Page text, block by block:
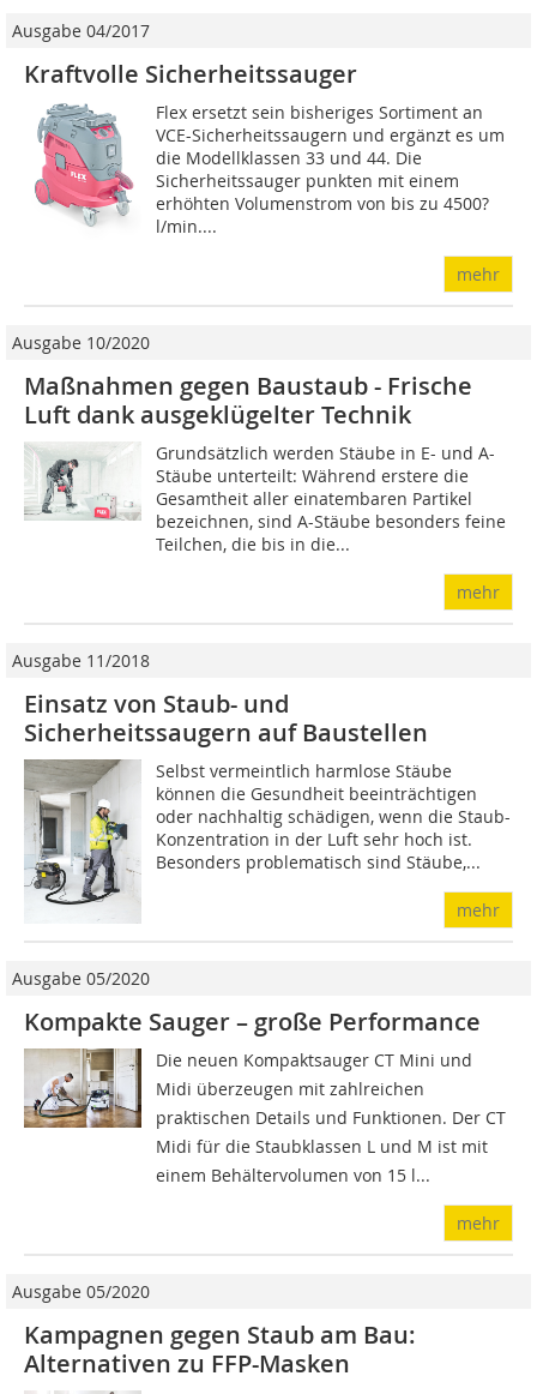
Ausgabe 04/2017
Kraftvolle Sicherheitssauger
Flex ersetzt sein bisheriges Sortiment an
VCE-Sicherheitssaugern und ergänzt es um
die Modellklassen 33 und 44. Die
Sicherheitssauger punkten mit einem
erhöhten Volumenstrom von bis zu 4500?
l/min....
mehr
Ausgabe 10/2020
Maßnahmen gegen Baustaub - Frische
Luft dank ausgeklügelter Technik
Grundsätzlich werden Stäube in E- und A-
Stäube unterteilt: Während erstere die
Gesamtheit aller einatembaren Partikel
bezeichnen, sind A-Stäube besonders feine
Teilchen, die bis in die...
mehr
Ausgabe 11/2018
Einsatz von Staub- und
Sicherheitssaugern auf Baustellen
Selbst vermeintlich harmlose Stäube
können die Gesundheit beeinträchtigen
oder nachhaltig schädigen, wenn die Staub-
Konzentration in der Luft sehr hoch ist.
Besonders problematisch sind Stäube,...
mehr
Ausgabe 05/2020
Kompakte Sauger – große Performance
Die neuen Kompaktsauger CT Mini und
Midi überzeugen mit zahlreichen
praktischen Details und Funktionen. Der CT
Midi für die Staubklassen L und M ist mit
einem Behältervolumen von 15 l...
mehr
Ausgabe 05/2020
Kampagnen gegen Staub am Bau:
Alternativen zu FFP-Masken